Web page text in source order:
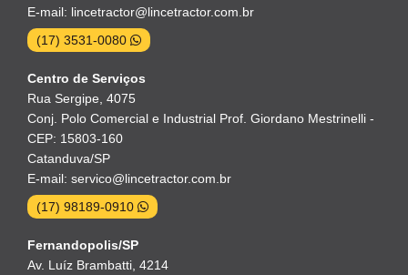
E-mail: lincetractor@lincetractor.com.br
(17) 3531-0080
Centro de Serviços
Rua Sergipe, 4075
Conj. Polo Comercial e Industrial Prof. Giordano Mestrinelli -
CEP: 15803-160
Catanduva/SP
E-mail: servico@lincetractor.com.br
(17) 98189-0910
Fernandopolis/SP
Av. Luíz Brambatti, 4214